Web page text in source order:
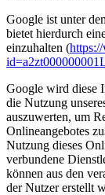
Google ist unter
bietet hierdurch
einzuhalten (
Google wird diese
die Nutzung
auszuwerten, um
Onlineangebotes
Nutzung dieses
verbundene
können aus den
der Nutzer erstellt